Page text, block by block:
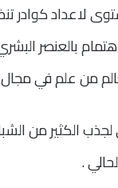
لاعداد كوادر
بالعنصر
من علم في مجال
الكثير من
.